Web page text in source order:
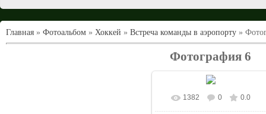
Главная » Фотоальбом » Хоккей » Встреча команды в аэропорту »
Фотография 6
В реальном размере
1382 0 0.0